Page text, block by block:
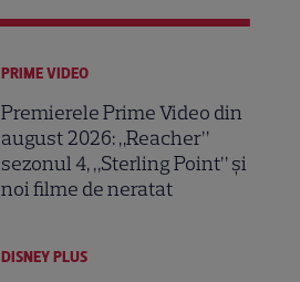
PRIME VIDEO
Premierele Prime Video din
august 2026: „Reacher”
sezonul 4, „Sterling Point” și
noi filme de neratat
DISNEY PLUS